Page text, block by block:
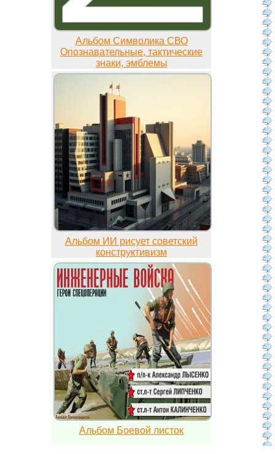
Альбом Символика СВО
Опознавательные, тактические
знаки, эмблемы
Альбом ИИ рисует советский
конструктивизм
Альбом Боевой листок